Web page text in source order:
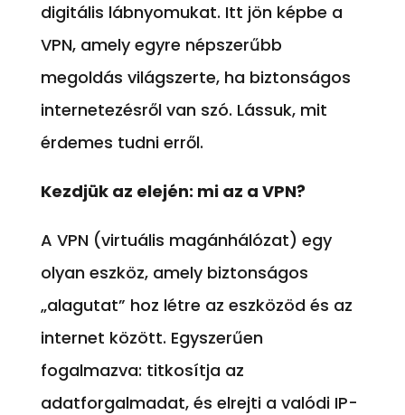
digitális lábnyomukat. Itt jön képbe a
VPN, amely egyre népszerűbb
megoldás világszerte, ha biztonságos
internetezésről van szó. Lássuk, mit
érdemes tudni erről.
Kezdjük az elején: mi az a VPN?
A VPN (virtuális magánhálózat) egy
olyan eszköz, amely biztonságos
„alagutat” hoz létre az eszközöd és az
internet között. Egyszerűen
fogalmazva: titkosítja az
adatforgalmadat, és elrejti a valódi IP-